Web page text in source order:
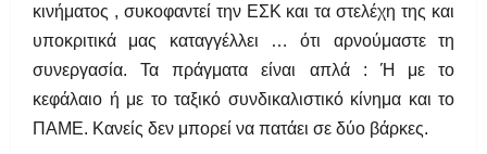
κινήματος , συκοφαντεί την ΕΣΚ και τα στελέχη της και
υποκριτικά μας καταγγέλλει … ότι αρνούμαστε τη
συνεργασία. Τα πράγματα είναι απλά : Ή με το
κεφάλαιο ή με το ταξικό συνδικαλιστικό κίνημα και το
ΠΑΜΕ. Κανείς δεν μπορεί να πατάει σε δύο βάρκες.